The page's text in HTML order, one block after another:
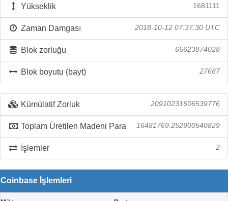
Yükseklik 1681111
Zaman Damgası 2018-10-12 07:37:30 UTC
Blok zorluğu 65623874028
Blok boyutu (bayt) 27687
Kümülatif Zorluk 20910231606539776
Toplam Üretilen Madeni Para 16481769.252900540829
İşlemler 2
Coinbase İşlemleri